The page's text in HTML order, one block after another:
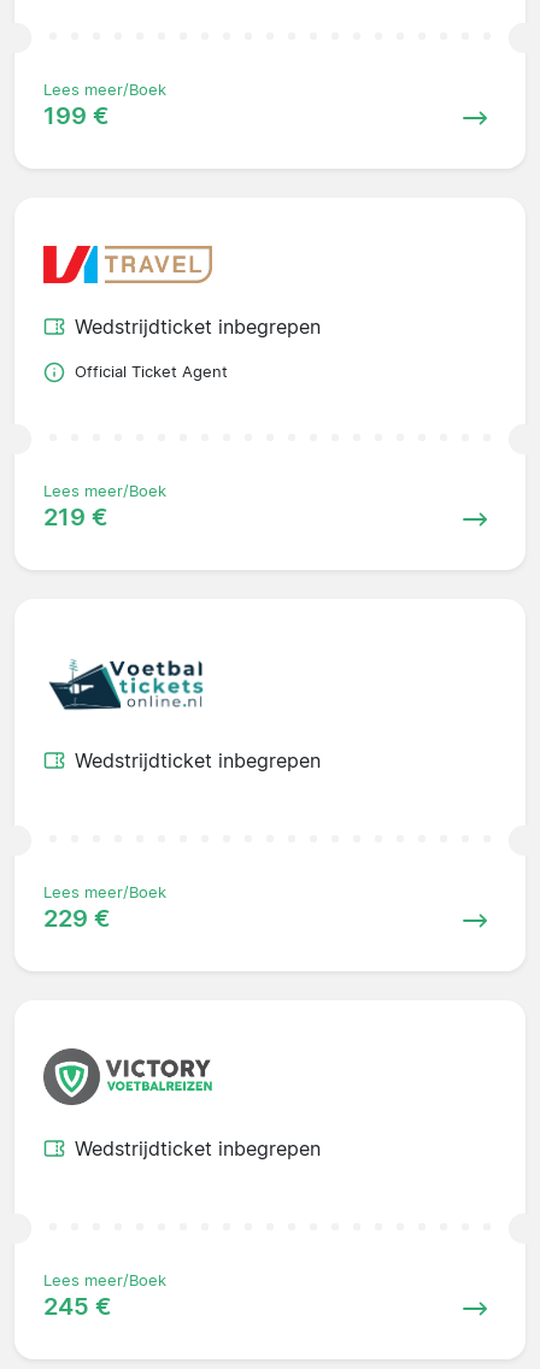
Lees meer/Boek
199 €
Wedstrijdticket inbegrepen
Official Ticket Agent
Lees meer/Boek
219 €
Wedstrijdticket inbegrepen
Lees meer/Boek
229 €
Wedstrijdticket inbegrepen
Lees meer/Boek
245 €